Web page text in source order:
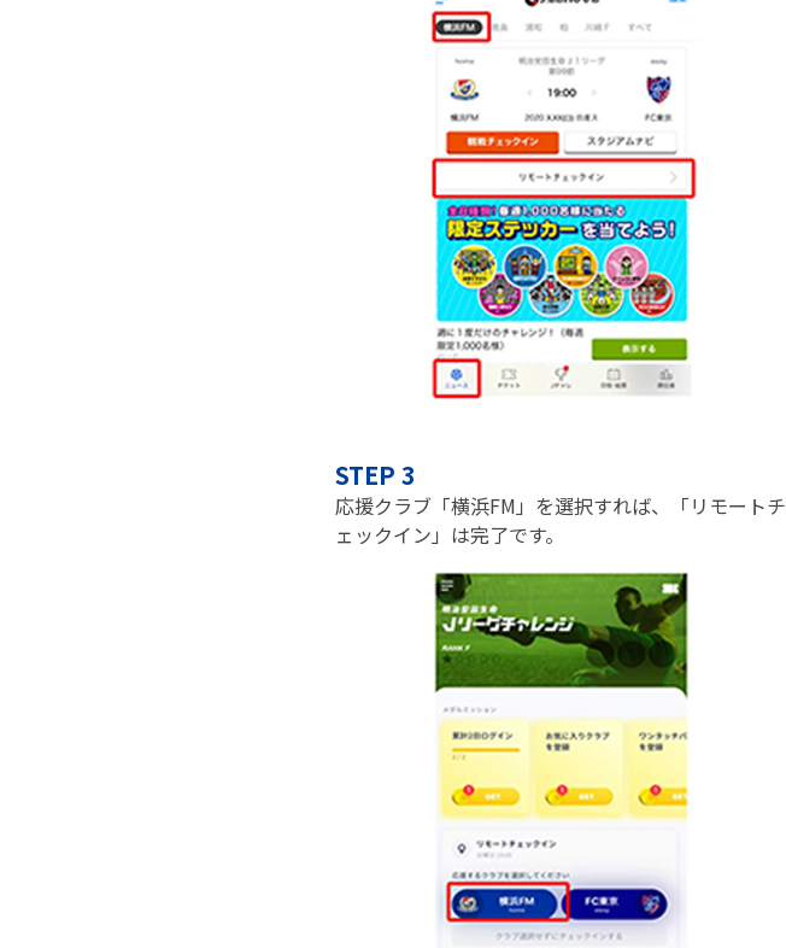
STEP 3
応援クラブ「横浜FM」を選択すれば、「リモートチ
ェックイン」は完了です。